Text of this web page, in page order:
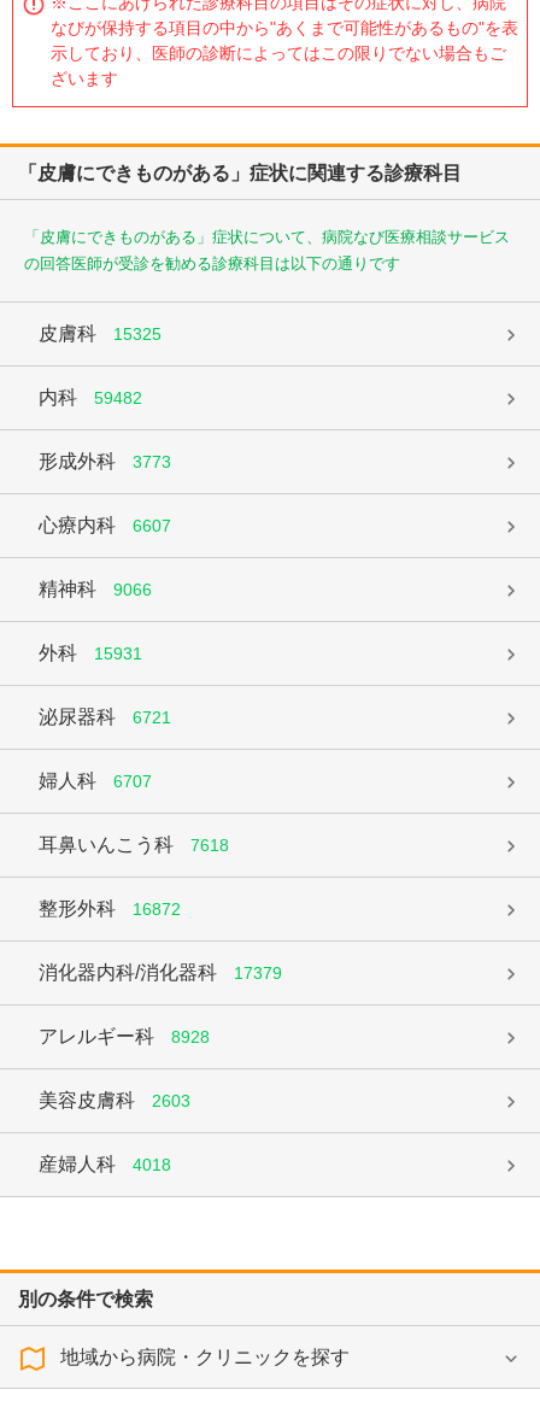
なびが保持する項目の中から"あくまで可能性があるもの"を表
示しており、医師の診断によってはこの限りでない場合もご
ざいます
「皮膚にできものがある」症状に関連する診療科目
「皮膚にできものがある」症状について、病院なび医療相談サービス
の回答医師が受診を勧める診療科目は以下の通りです
皮膚科 15325
内科 59482
形成外科 3773
心療内科 6607
精神科 9066
外科 15931
泌尿器科 6721
婦人科 6707
耳鼻いんこう科 7618
整形外科 16872
消化器内科/消化器科 17379
アレルギー科 8928
美容皮膚科 2603
産婦人科 4018
別の条件で検索
地域から病院・クリニックを探す